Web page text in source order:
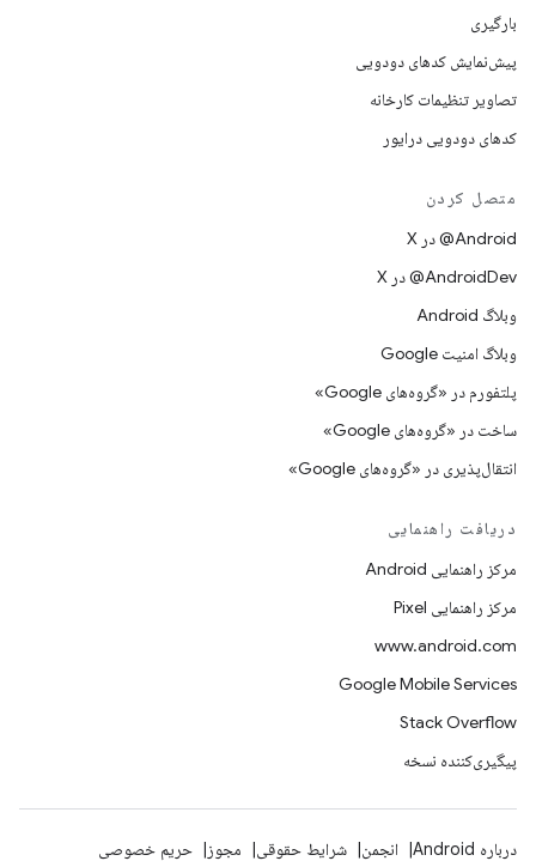
بارگیری
پیش‌نمایش کدهای دودویی
تصاویر تنظیمات کارخانه
کدهای دودویی درایور
متصل کردن
‫‎@Android در X
‫‎@AndroidDev در X
وبلاگ Android
وبلاگ امنیت Google
پلتفورم در «گروه‌های Google»
ساخت در «گروه‌های Google»
انتقال‌پذیری در «گروه‌های Google»
دریافت راهنمایی
مرکز راهنمایی Android
مرکز راهنمایی Pixel
www.android.com
Google Mobile Services
Stack Overflow
پیگیری‌کننده نسخه
درباره Android انجمن شرایط حقوقی مجوز
حریم خصوصی